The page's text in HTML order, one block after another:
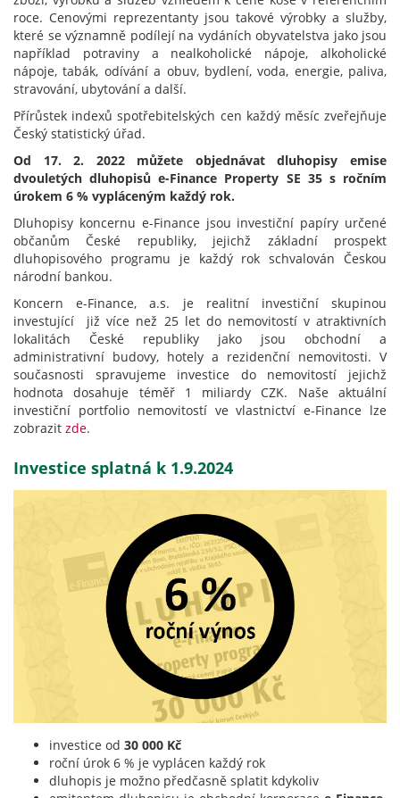
roce. Cenovými reprezentanty jsou takové výrobky a služby,
které se významně podílejí na vydáních obyvatelstva jako jsou
například potraviny a nealkoholické nápoje, alkoholické
nápoje, tabák, odívání a obuv, bydlení, voda, energie, paliva,
stravování, ubytování a další.
Přírůstek indexů spotřebitelských cen každý měsíc zveřejňuje
Český statistický úřad.
Od 17. 2. 2022 můžete objednávat dluhopisy emise
dvouletých dluhopisů e-Finance Property SE 35 s ročním
úrokem 6 % vypláceným každý rok.
Dluhopisy koncernu e-Finance jsou investiční papíry určené
občanům České republiky, jejichž základní prospekt
dluhopisového programu je každý rok schvalován Českou
národní bankou.
Koncern e-Finance, a.s. je realitní investiční skupinou
investující již více než 25 let do nemovitostí v atraktivních
lokalitách České republiky jako jsou obchodní a
administrativní budovy, hotely a rezidenční nemovitosti. V
současnosti spravujeme investice do nemovitostí jejichž
hodnota dosahuje téměř 1 miliardy CZK. Naše aktuální
investiční portfolio nemovitostí ve vlastnictví e-Finance lze
zobrazit zde.
Investice splatná k 1.9.2024
investice od 30 000 Kč
roční úrok 6 % je vyplácen každý rok
dluhopis je možno předčasně splatit kdykoliv